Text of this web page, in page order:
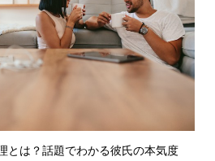
とは？話題でわかる彼氏の本気度